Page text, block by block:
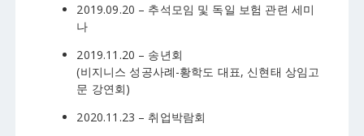
2019.09.20 – 추석모임 및 독일 보험 관련 세미
나
2019.11.20 – 송년회
(비지니스 성공사례-황학도 대표, 신현태 상임고
문 강연회)
2020.11.23 – 취업박람회